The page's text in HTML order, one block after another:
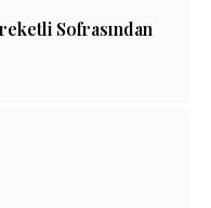
Sofrasından